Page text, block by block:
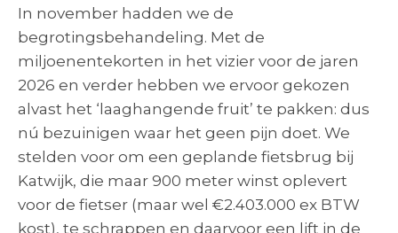
In november hadden we de
begrotingsbehandeling. Met de
miljoenentekorten in het vizier voor de jaren
2026 en verder hebben we ervoor gekozen
alvast het ‘laaghangende fruit’ te pakken: dus
nú bezuinigen waar het geen pijn doet. We
stelden voor om een geplande fietsbrug bij
Katwijk, die maar 900 meter winst oplevert
voor de fietser (maar wel €2.403.000 ex BTW
kost), te schrappen en daarvoor een lift in de